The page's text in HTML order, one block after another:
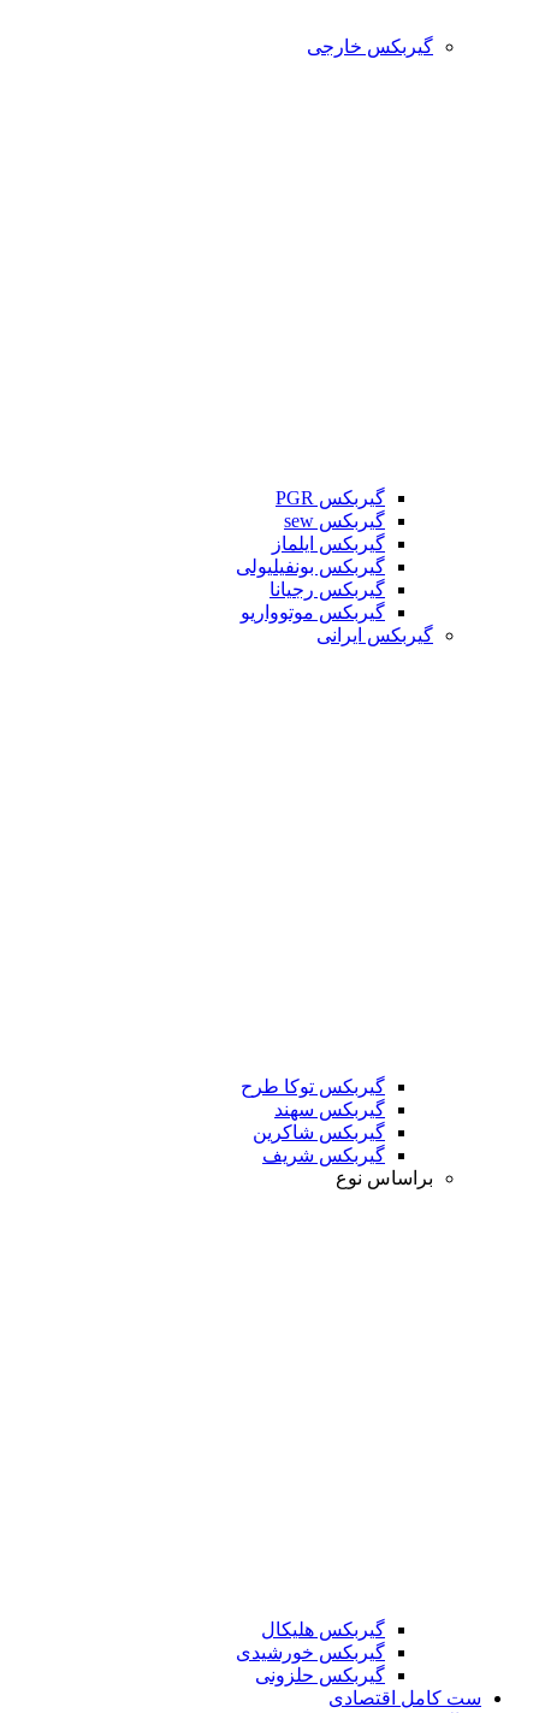
گیربکس خارجی
گیربکس PGR
گیربکس sew
گیربکس ایلماز
گیربکس بونفیلیولی
گیربکس رجیانا
گیربکس موتوواریو
گیربکس ایرانی
گیربکس توکا طرح
گیربکس سهند
گیربکس شاکرین
گیربکس شریف
براساس نوع
گیربکس هلیکال
گیربکس خورشیدی
گیربکس حلزونی
ست کامل اقتصادی